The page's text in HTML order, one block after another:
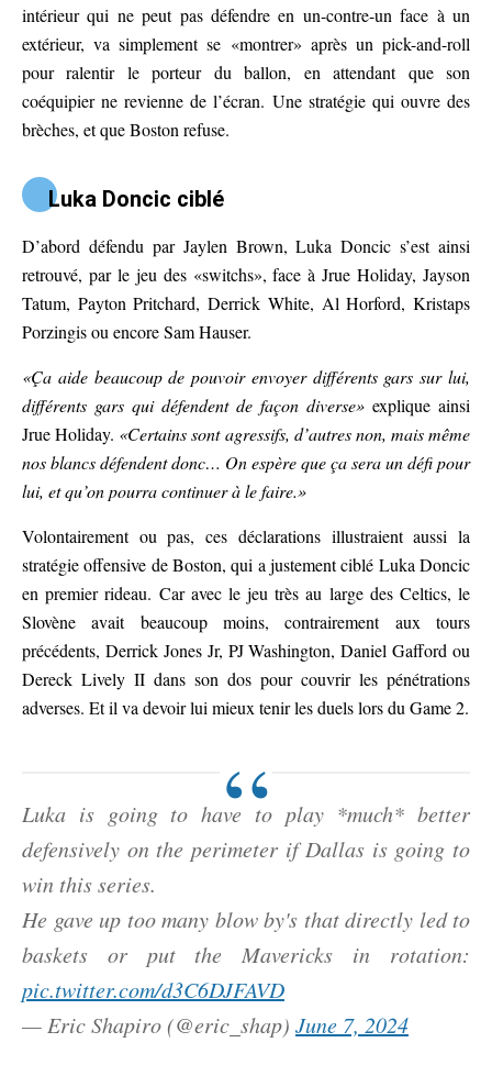
intérieur qui ne peut pas défendre en un-contre-un face à un
extérieur, va simplement se «montrer» après un pick-and-roll
pour ralentir le porteur du ballon, en attendant que son
coéquipier ne revienne de l’écran. Une stratégie qui ouvre des
brèches, et que Boston refuse.
Luka Doncic ciblé
D’abord défendu par Jaylen Brown, Luka Doncic s’est ainsi
retrouvé, par le jeu des «switchs», face à Jrue Holiday, Jayson
Tatum, Payton Pritchard, Derrick White, Al Horford, Kristaps
Porzingis ou encore Sam Hauser.
«Ça aide beaucoup de pouvoir envoyer différents gars sur lui,
différents gars qui défendent de façon diverse» explique ainsi
Jrue Holiday. «Certains sont agressifs, d’autres non, mais même
nos blancs défendent donc… On espère que ça sera un défi pour
lui, et qu’on pourra continuer à le faire.»
Volontairement ou pas, ces déclarations illustraient aussi la
stratégie offensive de Boston, qui a justement ciblé Luka Doncic
en premier rideau. Car avec le jeu très au large des Celtics, le
Slovène avait beaucoup moins, contrairement aux tours
précédents, Derrick Jones Jr, PJ Washington, Daniel Gafford ou
Dereck Lively II dans son dos pour couvrir les pénétrations
adverses. Et il va devoir lui mieux tenir les duels lors du Game 2.
Luka is going to have to play *much* better
defensively on the perimeter if Dallas is going to
win this series.
He gave up too many blow by's that directly led to
baskets or put the Mavericks in rotation:
pic.twitter.com/d3C6DJFAVD
— Eric Shapiro (@eric_shap) June 7, 2024